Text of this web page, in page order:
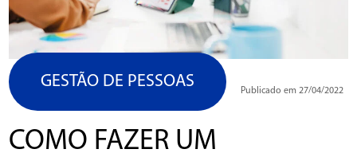
GESTÃO DE PESSOAS Publicado em 27/04/2022
COMO FAZER UM